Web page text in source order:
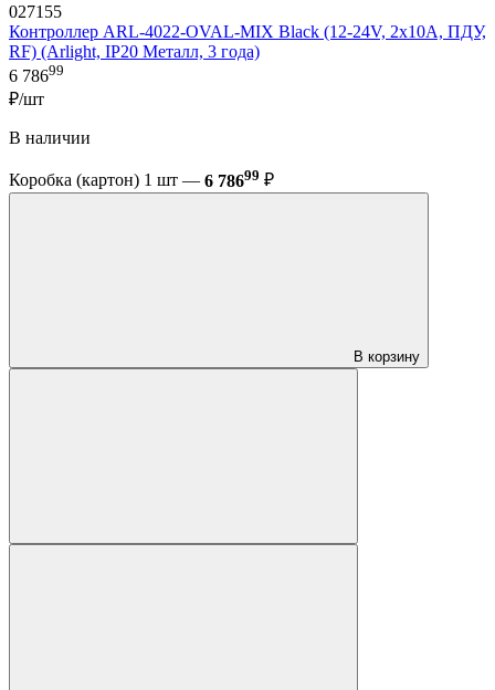
027155
Контроллер ARL-4022-OVAL-MIX Black (12-24V, 2x10A, ПДУ,
RF) (Arlight, IP20 Металл, 3 года)
6 78699
₽/шт
В наличии
Коробка (картон) 1 шт — 6 78699 ₽
В корзину